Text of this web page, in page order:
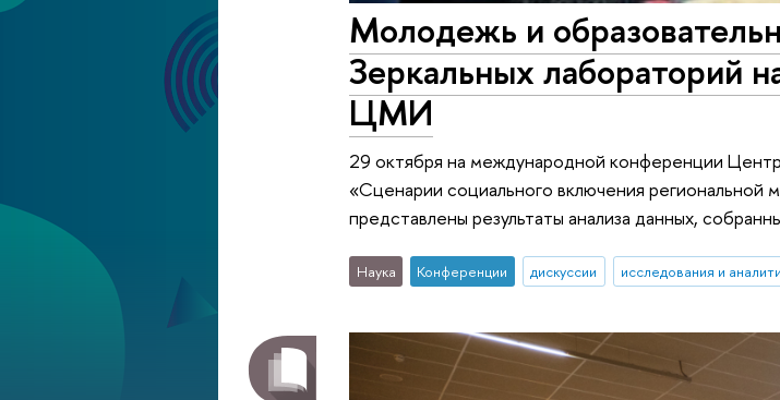
Молодежь и
Зеркальных лабораторий
ЦМИ
29 октября на международной конференции
«Сценарии социального включения региональной
представлены результаты анализа данных,
Наука Конференции дискуссии исследования и